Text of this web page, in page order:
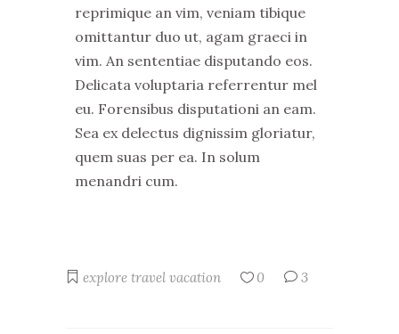
reprimique an vim, veniam tibique
omittantur duo ut, agam graeci in
vim. An sententiae disputando eos.
Delicata voluptaria referrentur mel
eu. Forensibus disputationi an eam.
Sea ex delectus dignissim gloriatur,
quem suas per ea. In solum
menandri cum.
explore travel vacation 0 3